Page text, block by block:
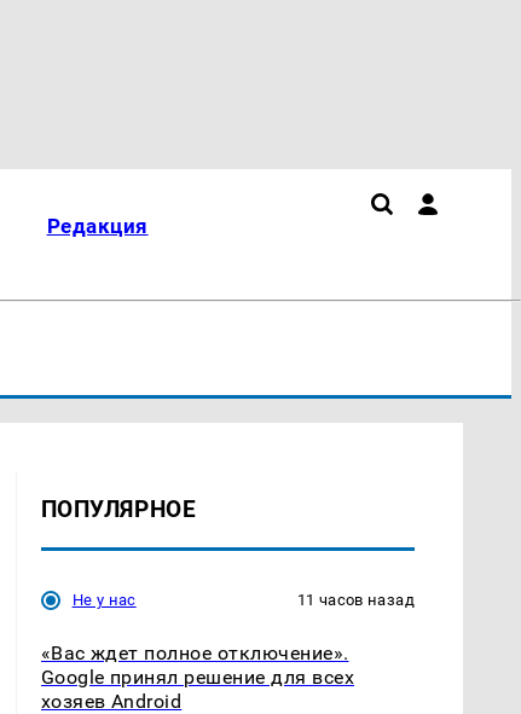
Редакция
ПОПУЛЯРНОЕ
Не у нас 11 часов назад
«Вас ждет полное отключение».
Google принял решение для всех
хозяев Android